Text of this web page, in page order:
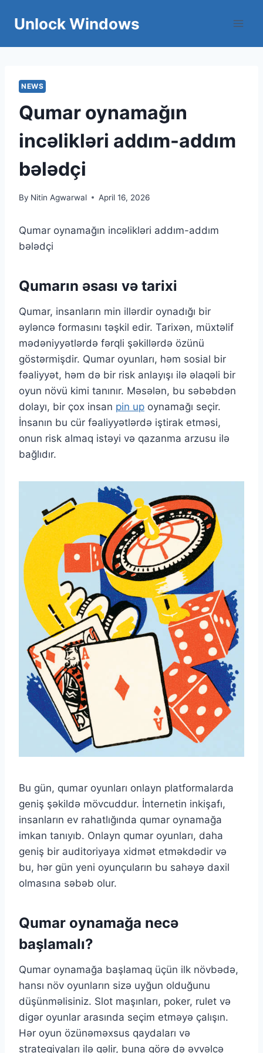
Unlock Windows
NEWS
Qumar oynamağın
incəlikləri addım-addım
bələdçi
By Nitin Agwarwal April 16, 2026
Qumar oynamağın incəlikləri addım-addım
bələdçi
Qumarın əsası və tarixi
Qumar, insanların min illərdir oynadığı bir
əyləncə formasını təşkil edir. Tarixən, müxtəlif
mədəniyyətlərdə fərqli şəkillərdə özünü
göstərmişdir. Qumar oyunları, həm sosial bir
fəaliyyət, həm də bir risk anlayışı ilə əlaqəli bir
oyun növü kimi tanınır. Məsələn, bu səbəbdən
dolayı, bir çox insan pin up oynamağı seçir.
İnsanın bu cür fəaliyyətlərdə iştirak etməsi,
onun risk almaq istəyi və qazanma arzusu ilə
bağlıdır.
Bu gün, qumar oyunları onlayn platformalarda
geniş şəkildə mövcuddur. İnternetin inkişafı,
insanların ev rahatlığında qumar oynamağa
imkan tanıyıb. Onlayn qumar oyunları, daha
geniş bir auditoriyaya xidmət etməkdədir və
bu, hər gün yeni oyunçuların bu sahəyə daxil
olmasına səbəb olur.
Qumar oynamağa necə
başlamalı?
Qumar oynamağa başlamaq üçün ilk növbədə,
hansı növ oyunların sizə uyğun olduğunu
düşünməlisiniz. Slot maşınları, poker, rulet və
digər oyunlar arasında seçim etməyə çalışın.
Hər oyun özünəməxsus qaydaları və
strategiyaları ilə gəlir, buna görə də əvvəlcə